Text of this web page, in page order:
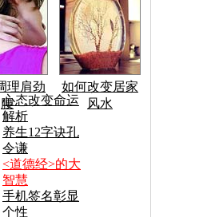
理肩劲
腰
如何改变居家
风水
心态改变命运
解析
养生12字诀孔
令谦
<道德经>的大
智慧
手机签名彰显
个性